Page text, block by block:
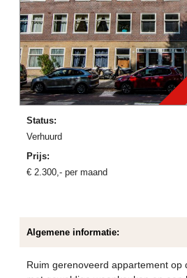
Status:
verhuurd
Prijs:
€ 2.300 ,- per maand
Algemene informatie:
Ruim gerenoveerd appartement op